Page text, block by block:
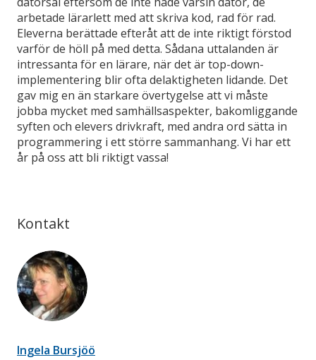
arbetade lärarlett med att skriva kod, rad för rad.
Eleverna berättade efteråt att de inte riktigt förstod
varför de höll på med detta. Sådana uttalanden är
intressanta för en lärare, när det är top-down-
implementering blir ofta delaktigheten lidande. Det
gav mig en än starkare övertygelse att vi måste
jobba mycket med samhällsaspekter, bakomliggande
syften och elevers drivkraft, med andra ord sätta in
programmering i ett större sammanhang. Vi har ett
år på oss att bli riktigt vassa!
Kontakt
Ingela Bursjöö